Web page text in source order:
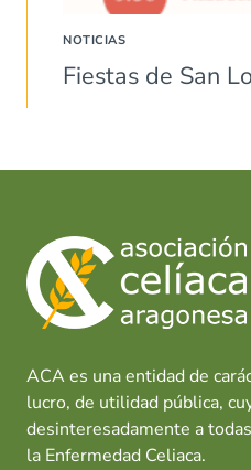
NOTICIAS
Fiestas de San
ACA es una entidad de
lucro, de utilidad pública,
desinteresadamente a
la Enfermedad Celiaca.